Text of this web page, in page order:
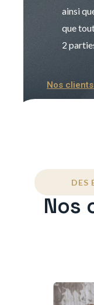
ainsi
que
2
Nos
DES
Nos